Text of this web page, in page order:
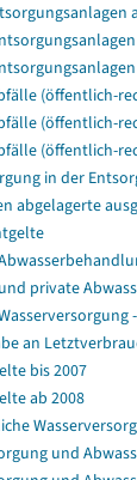
(öffentlich-
(öffentlich-
(öffentlich-
in der
abgelagerte
private
an
bis 2007
ab 2008
und